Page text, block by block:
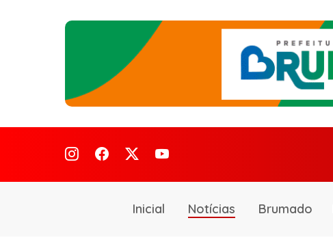
Inicial Notícias Brumado